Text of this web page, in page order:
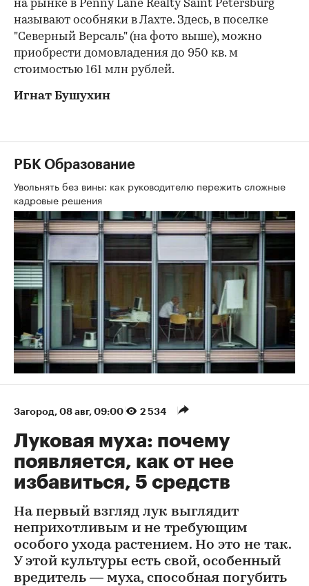
на рынке в Penny Lane Realty Saint Petersburg
называют особняки в Лахте. Здесь, в поселке
"Северный Версаль" (на фото выше), можно
приобрести домовладения до 950 кв. м
стоимостью 161 млн рублей.
Игнат Бушухин
РБК Образование
Увольнять без вины: как руководителю пережить сложные
кадровые решения
Загород 08 авг, 09:00 2 534
Луковая муха: почему
появляется, как от нее
избавиться, 5 средств
На первый взгляд лук выглядит
неприхотливым и не требующим
особого ухода растением. Но это не так.
У этой культуры есть свой, особенный
вредитель — муха, способная погубить